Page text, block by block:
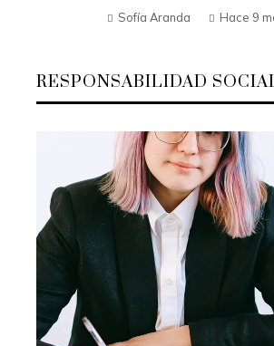
Sofía Aranda Hace 9
RESPONSABILIDAD